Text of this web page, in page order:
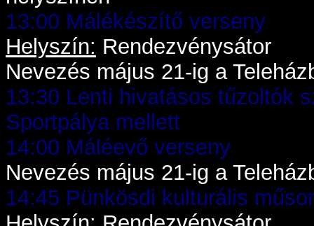
13:00 Málékészítő verseny
Helyszín: Rendezvénysátor
Nevezés május 21-ig a
13:30 Lenti hivatásos tűzoltók
Sportpálya mellett
14:00 Máléevő verseny
Nevezés május 21-ig a
14:45 Pünkösdi kulturális műsor